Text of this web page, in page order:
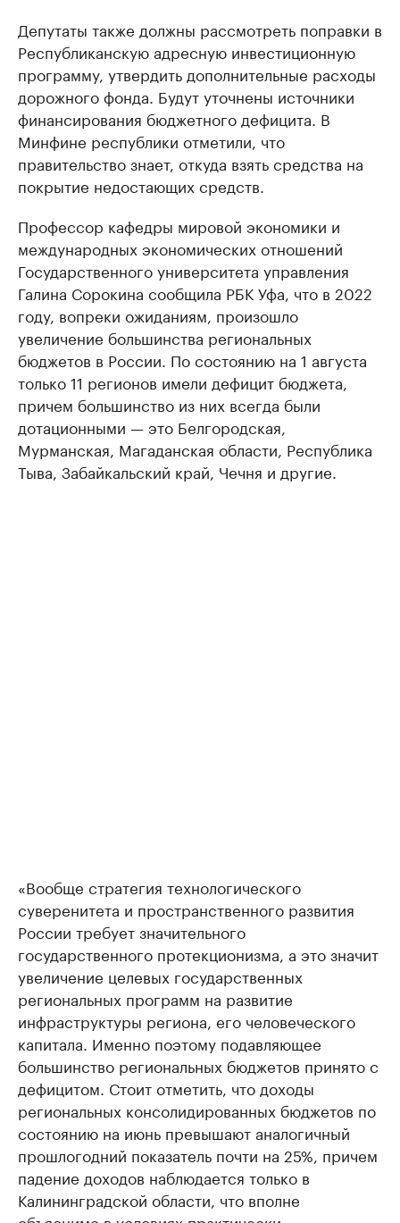
Депутаты также должны рассмотреть поправки в
Республиканскую адресную инвестиционную
программу, утвердить дополнительные расходы
дорожного фонда. Будут уточнены источники
финансирования бюджетного дефицита. В
Минфине республики отметили, что
правительство знает, откуда взять средства на
покрытие недостающих средств.
Профессор кафедры мировой экономики и
международных экономических отношений
Государственного университета управления
Галина Сорокина сообщила РБК Уфа, что в 2022
году, вопреки ожиданиям, произошло
увеличение большинства региональных
бюджетов в России. По состоянию на 1 августа
только 11 регионов имели дефицит бюджета,
причем большинство из них всегда были
дотационными — это Белгородская,
Мурманская, Магаданская области, Республика
Тыва, Забайкальский край, Чечня и другие.
«Вообще стратегия технологического
суверенитета и пространственного развития
России требует значительного
государственного протекционизма, а это значит
увеличение целевых государственных
региональных программ на развитие
инфраструктуры региона, его человеческого
капитала. Именно поэтому подавляющее
большинство региональных бюджетов принято с
дефицитом. Стоит отметить, что доходы
региональных консолидированных бюджетов по
состоянию на июнь превышают аналогичный
прошлогодний показатель почти на 25%, причем
падение доходов наблюдается только в
Калининградской области, что вполне